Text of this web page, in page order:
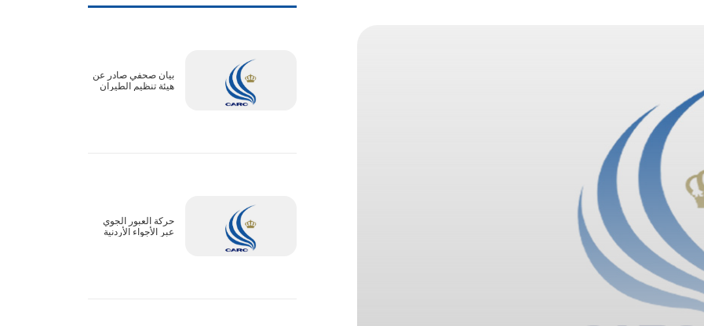
بيان صحفي صادر عن
هيئة تنظيم الطيران
حركة العبور الجوي
عبر الأجواء الأردنية